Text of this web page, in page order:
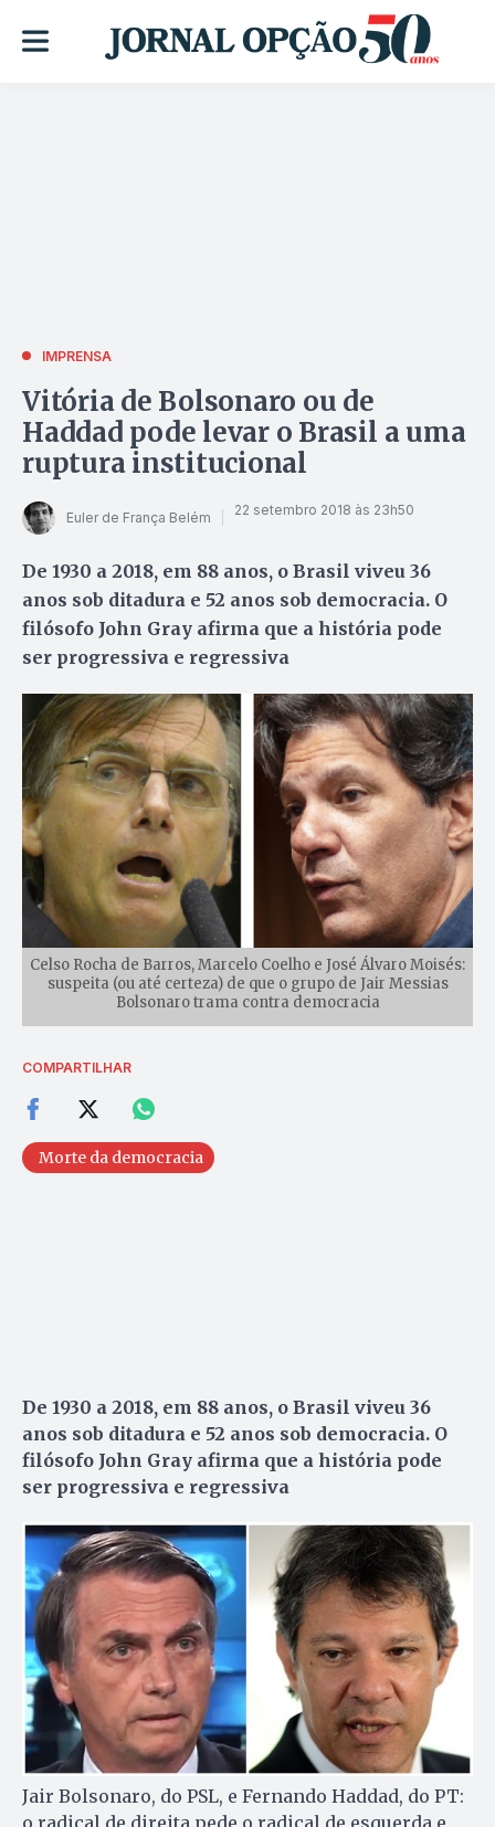
IMPRENSA
Vitória de Bolsonaro ou de
Haddad pode levar o Brasil a uma
ruptura institucional
Euler de França Belém 22 setembro 2018 às 23h50
De 1930 a 2018, em 88 anos, o Brasil viveu 36
anos sob ditadura e 52 anos sob democracia. O
filósofo John Gray afirma que a história pode
ser progressiva e regressiva
Celso Rocha de Barros, Marcelo Coelho e José Álvaro Moisés:
suspeita (ou até certeza) de que o grupo de Jair Messias
Bolsonaro trama contra democracia
COMPARTILHAR
Morte da democracia
De 1930 a 2018, em 88 anos, o Brasil viveu 36
anos sob ditadura e 52 anos sob democracia. O
filósofo John Gray afirma que a história pode
ser progressiva e regressiva
Jair Bolsonaro, do PSL, e Fernando Haddad, do PT: